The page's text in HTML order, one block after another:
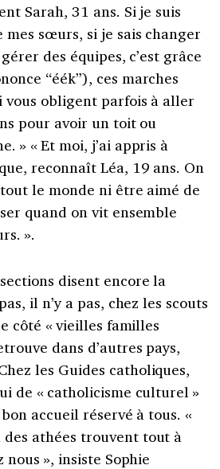
Sarah, 31 ans. Si je suis
mes sœurs, si je sais changer
des équipes, c’est grâce
“éék”), ces marches
vous obligent parfois à aller
pour avoir un toit ou
» « Et moi, j’ai appris à
reconnaît Léa, 19 ans. On
le monde ni être aimé de
quand on vit ensemble
».
disent encore la
il n’y a pas, chez les scouts
côté « vieilles familles
dans d’autres pays,
les Guides catholiques,
de « catholicisme culturel »
accueil réservé à tous. «
des athées trouvent tout à
», insiste Sophie